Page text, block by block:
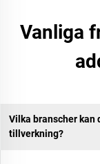
Vanliga
Vilka branscher kan
tillverkning?